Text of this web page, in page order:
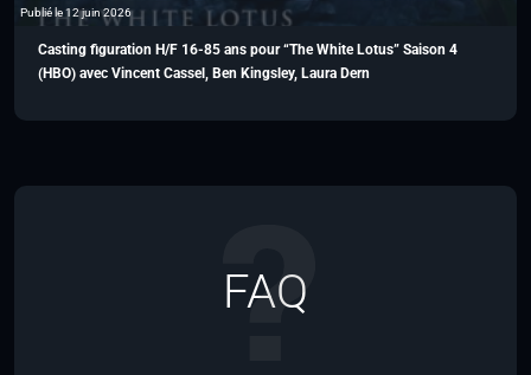
Publié le 12 juin 2026
Casting figuration H/F 16-85 ans pour “The White Lotus” Saison 4
(HBO) avec Vincent Cassel, Ben Kingsley, Laura Dern
FAQ